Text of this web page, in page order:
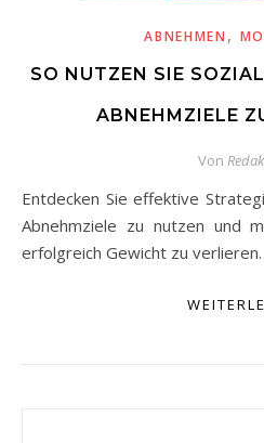
ABNEHMEN ,
SO NUTZEN SIE
ABNEHMZIELE
Von
Entdecken Sie effektive Strategien, um soziale Medien für
Abnehmziele zu nutzen und
erfolgreich Gewicht zu verlieren.